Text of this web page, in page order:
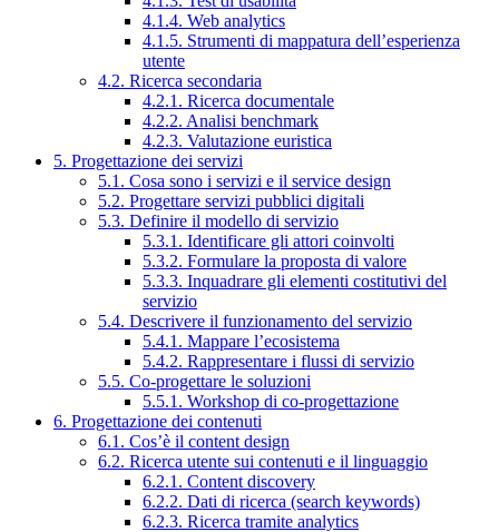
4.1.4. Web analytics
4.1.5. Strumenti di mappatura dell’esperienza
utente
4.2. Ricerca secondaria
4.2.1. Ricerca documentale
4.2.2. Analisi benchmark
4.2.3. Valutazione euristica
5. Progettazione dei servizi
5.1. Cosa sono i servizi e il service design
5.2. Progettare servizi pubblici digitali
5.3. Definire il modello di servizio
5.3.1. Identificare gli attori coinvolti
5.3.2. Formulare la proposta di valore
5.3.3. Inquadrare gli elementi costitutivi del
servizio
5.4. Descrivere il funzionamento del servizio
5.4.1. Mappare l’ecosistema
5.4.2. Rappresentare i flussi di servizio
5.5. Co-progettare le soluzioni
5.5.1. Workshop di co-progettazione
6. Progettazione dei contenuti
6.1. Cos’è il content design
6.2. Ricerca utente sui contenuti e il linguaggio
6.2.1. Content discovery
6.2.2. Dati di ricerca (search keywords)
6.2.3. Ricerca tramite analytics